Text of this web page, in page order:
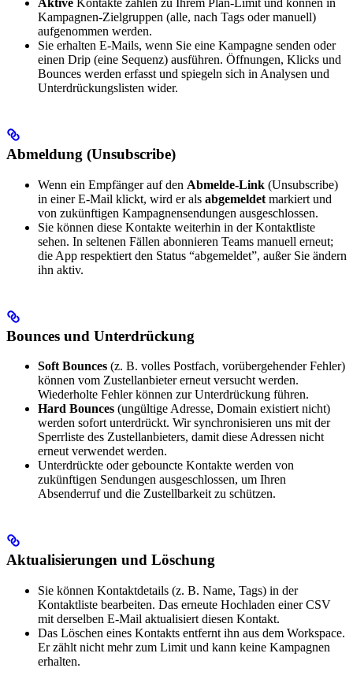
Aktive Kontakte zählen zu Ihrem Plan-Limit und können in
Kampagnen-Zielgruppen (alle, nach Tags oder manuell)
aufgenommen werden.
Sie erhalten E-Mails, wenn Sie eine Kampagne senden oder
einen Drip (eine Sequenz) ausführen. Öffnungen, Klicks und
Bounces werden erfasst und spiegeln sich in Analysen und
Unterdrückungslisten wider.
Abmeldung (Unsubscribe)
Wenn ein Empfänger auf den Abmelde-Link (Unsubscribe)
in einer E-Mail klickt, wird er als abgemeldet markiert und
von zukünftigen Kampagnensendungen ausgeschlossen.
Sie können diese Kontakte weiterhin in der Kontaktliste
sehen. In seltenen Fällen abonnieren Teams manuell erneut;
die App respektiert den Status “abgemeldet”, außer Sie ändern
ihn aktiv.
Bounces und Unterdrückung
Soft Bounces (z. B. volles Postfach, vorübergehender Fehler)
können vom Zustellanbieter erneut versucht werden.
Wiederholte Fehler können zur Unterdrückung führen.
Hard Bounces (ungültige Adresse, Domain existiert nicht)
werden sofort unterdrückt. Wir synchronisieren uns mit der
Sperrliste des Zustellanbieters, damit diese Adressen nicht
erneut verwendet werden.
Unterdrückte oder gebouncte Kontakte werden von
zukünftigen Sendungen ausgeschlossen, um Ihren
Absenderruf und die Zustellbarkeit zu schützen.
Aktualisierungen und Löschung
Sie können Kontaktdetails (z. B. Name, Tags) in der
Kontaktliste bearbeiten. Das erneute Hochladen einer CSV
mit derselben E-Mail aktualisiert diesen Kontakt.
Das Löschen eines Kontakts entfernt ihn aus dem Workspace.
Er zählt nicht mehr zum Limit und kann keine Kampagnen
erhalten.